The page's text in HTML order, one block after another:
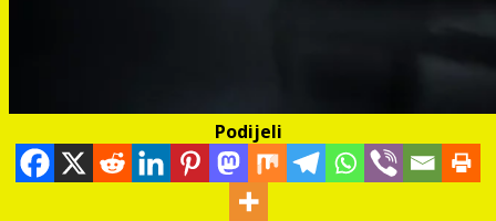
Podijeli